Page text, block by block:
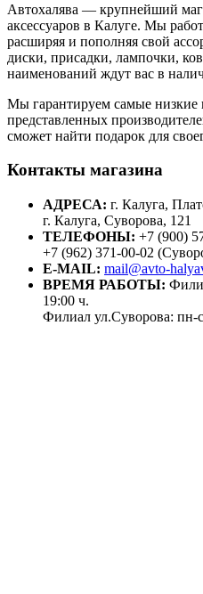
Автохалява — крупнейший
аксессуаров в Калуге. Мы
расширяя и пополняя свой
диски, присадки, лампочки,
наименований ждут вас в
Мы гарантируем самые
представленных
сможет найти подарок для
Контакты магазина
АДРЕСА: г. Калуга,
г. Калуга, Суворова, 121
ТЕЛЕФОНЫ: +7 (900)
+7 (962) 371-00-02
E-MAIL: mail@avto-
ВРЕМЯ РАБОТЫ:
19:00 ч.
Филиал ул.Суворова: пн-